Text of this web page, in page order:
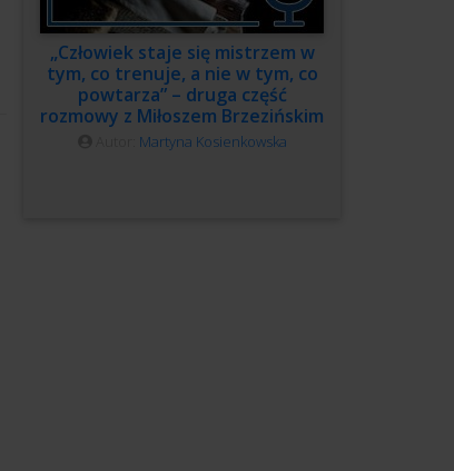
„Człowiek staje się mistrzem w
tym, co trenuje, a nie w tym, co
powtarza” – druga część
rozmowy z Miłoszem Brzezińskim
Martyna Kosienkowska